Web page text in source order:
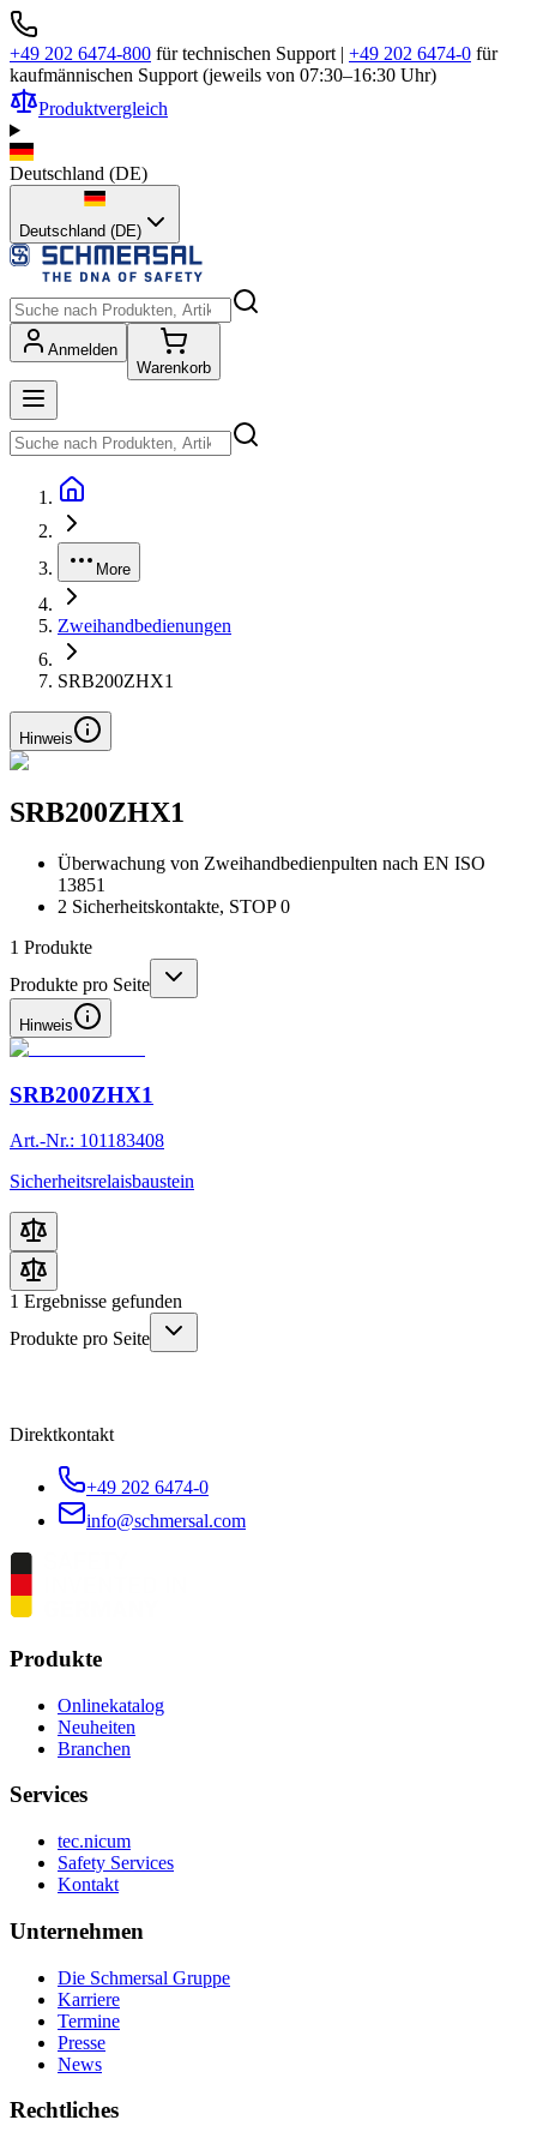
+49 202 6474-800 für technischen Support | +49 202 6474-0 für
kaufmännischen Support (jeweils von 07:30–16:30 Uhr)
Produktvergleich
Deutschland (DE)
Deutschland (DE)
Anmelden
Warenkorb
More
Zweihandbedienungen
SRB200ZHX1
Hinweis
SRB200ZHX1
Überwachung von Zweihandbedienpulten nach EN ISO
13851
2 Sicherheitskontakte, STOP 0
1 Produkte
Produkte pro Seite
Hinweis
SRB200ZHX1
Art.-Nr.: 101183408
Sicherheitsrelaisbaustein
1 Ergebnisse gefunden
Produkte pro Seite
Direktkontakt
+49 202 6474-0
info@schmersal.com
Produkte
Onlinekatalog
Neuheiten
Branchen
Services
tec.nicum
Safety Services
Kontakt
Unternehmen
Die Schmersal Gruppe
Karriere
Termine
Presse
News
Rechtliches